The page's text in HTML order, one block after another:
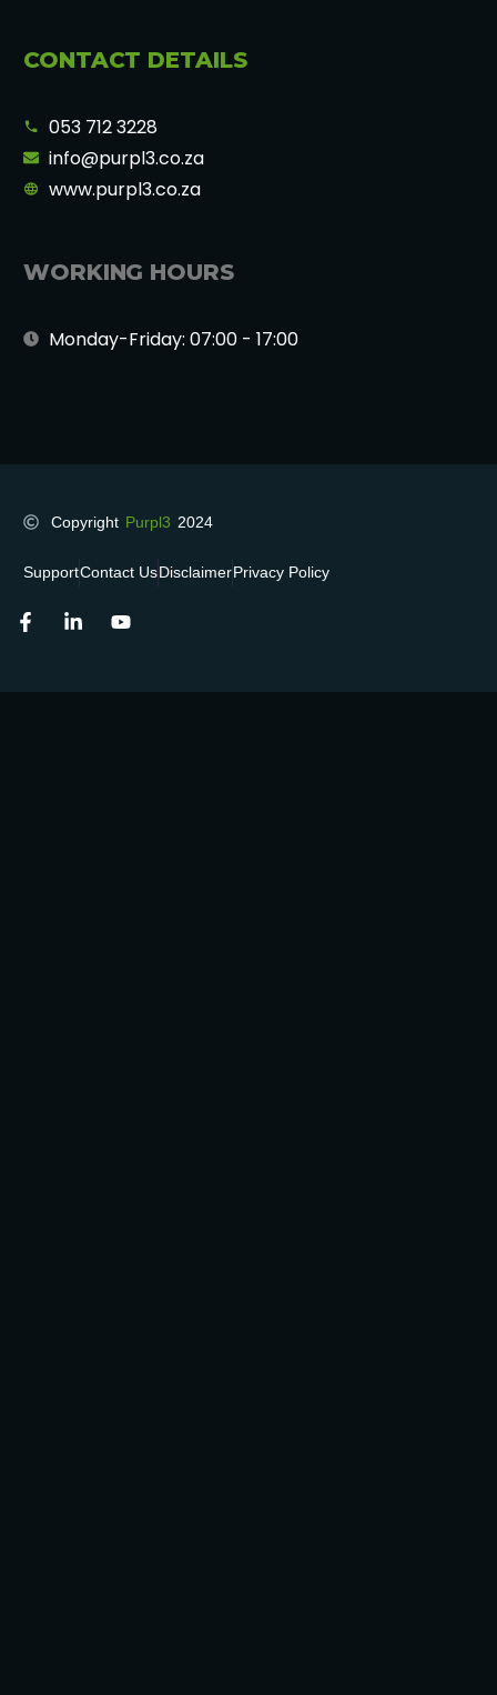
CONTACT DETAILS
053 712 3228
info@purpl3.co.za
www.purpl3.co.za
WORKING HOURS
Monday-Friday: 07:00 - 17:00
Copyright Purpl3 2024
SupportContact UsDisclaimerPrivacy Policy